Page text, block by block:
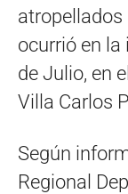
atropellados
ocurrió en la
de Julio, en
Villa Carlos
Según
Regional